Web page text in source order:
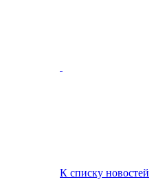
К списку новостей